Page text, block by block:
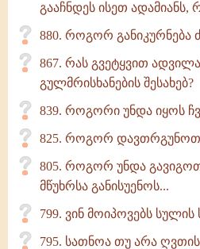
გააჩნდეს ისეთ ადამიანს,
880. როგორ განიკურნება
867. რას გვეტყვით
გულმრისხანების შესახებ?
839. როგორი უნდა იყოს
825. როგორ დავთრგუნოთ
805. როგორ უნდა
მწუხრსა განისუენოს...
799. ვინ მოიპოვებს სულის
795. სათნოა თუ არა